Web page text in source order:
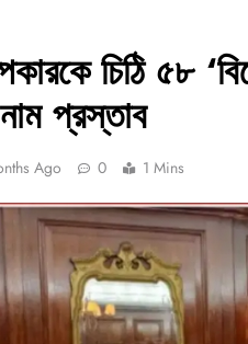
চিঠি ৫৮
প্রস্তাব
Ago 0 1 Mins